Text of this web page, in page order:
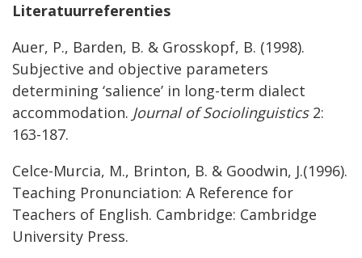
Literatuurreferenties
Auer, P., Barden, B. & Grosskopf, B. (1998).
Subjective and objective parameters
determining ‘salience’ in long-term dialect
accommodation. Journal of Sociolinguistics 2:
163-187.
Celce-Murcia, M., Brinton, B. & Goodwin, J.(1996).
Teaching Pronunciation: A Reference for
Teachers of English. Cambridge: Cambridge
University Press.